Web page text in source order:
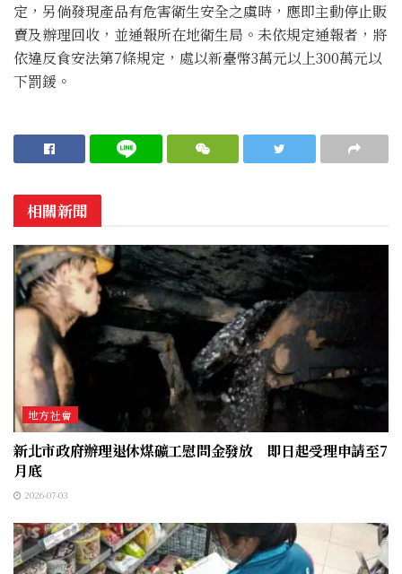
定，另倘發現產品有危害衛生安全之虞時，應即主動停止販
賣及辦理回收，並通報所在地衛生局。未依規定通報者，將
依違反食安法第7條規定，處以新臺幣3萬元以上300萬元以
下罰鍰。
相關新聞
地方社會
新北市政府辦理退休煤礦工慰問金發放 即日起受理申請至7
月底
2026-07-03